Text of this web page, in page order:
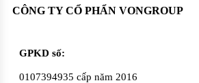
CÔNG TY CỔ PHẨN VONGROUP
GPKD số:
0107394935 cấp năm 2016